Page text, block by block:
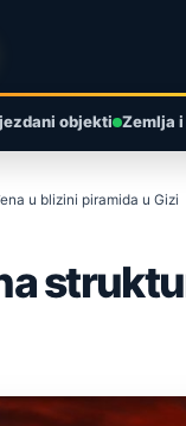
objekti Zemlja
u blizini piramida u Gizi